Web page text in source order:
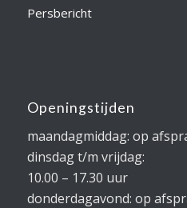
Persbericht
Openingstijden
maandagmiddag: op
dinsdag t/m vrijdag:
10.00 – 17.30 uur
donderdagavond: op